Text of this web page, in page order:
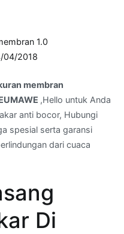
1.0
04/2018
membran
,Hello untuk Anda
anti bocor, Hubungi
spesial serta garansi
dari cuaca
Di